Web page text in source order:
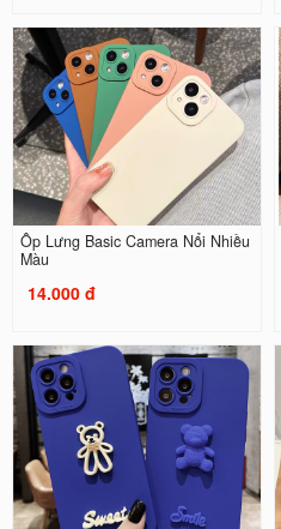
Ốp Lưng Basic Camera Nổi Nhiều
Màu
14.000 đ